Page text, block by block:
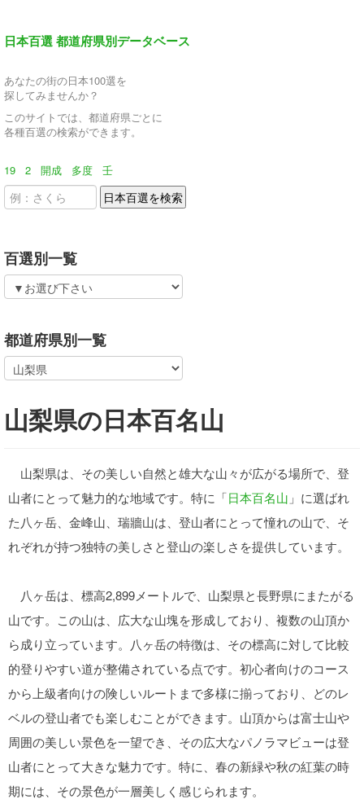
日本百選 都道府県別データベース
あなたの街の日本100選を
探してみませんか？
このサイトでは、都道府県ごとに
各種百選の検索ができます。
19 2 開成 多度 壬
百選別一覧
都道府県別一覧
山梨県の日本百名山
山梨県は、その美しい自然と雄大な山々が広がる場所で、登
山者にとって魅力的な地域です。特に「日本百名山 」に選ばれ
た八ヶ岳、金峰山、瑞牆山は、登山者にとって憧れの山で、そ
れぞれが持つ独特の美しさと登山の楽しさを提供しています。
八ヶ岳は、標高2,899メートルで、山梨県と長野県にまたがる
山です。この山は、広大な山塊を形成しており、複数の山頂か
ら成り立っています。八ヶ岳の特徴は、その標高に対して比較
的登りやすい道が整備されている点です。初心者向けのコース
から上級者向けの険しいルートまで多様に揃っており、どのレ
ベルの登山者でも楽しむことができます。山頂からは富士山や
周囲の美しい景色を一望でき、その広大なパノラマビューは登
山者にとって大きな魅力です。特に、春の新緑や秋の紅葉の時
期には、その景色が一層美しく感じられます。